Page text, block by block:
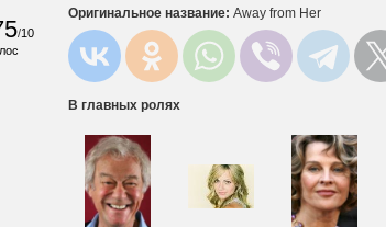
/10
Оригинальное название: Away from Her
В главных ролях